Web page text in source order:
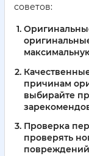
советов:
причинам
выбирайте
Проверка
проверять